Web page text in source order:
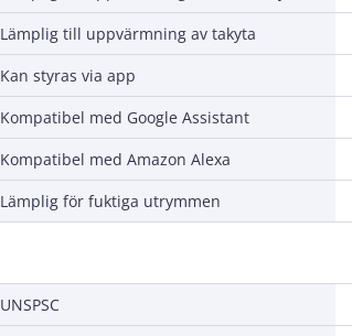
Lämplig till uppvärmning av takyta
Kan styras via app
Kompatibel med Google Assistant
Kompatibel med Amazon Alexa
Lämplig för fuktiga utrymmen
UNSPSC